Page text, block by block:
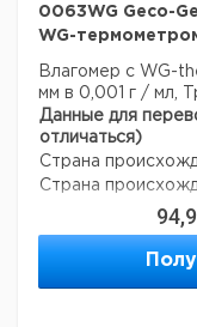
0063WG Geco-
WG-
Влагомер с WG-
мм в 0,001 г / мл,
Данные для
отличаться)
Страна
Страна